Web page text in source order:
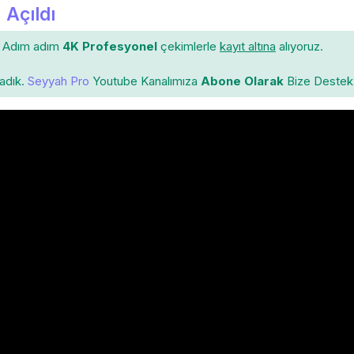
Adım adım 4K Profesyonel çekimlerle kayıt altına alıyoruz.
Seyyah Pro Youtube Kanalımıza Abone Olarak Bize Destek